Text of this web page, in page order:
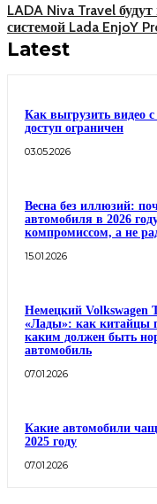
LADA Niva Travel
системой Lada EnjoY
Latest
Как выгрузить видео
доступ ограничен
03.05.2026
Весна без иллюзий:
автомобиля в 2026
компромиссом, а не
15.01.2026
Немецкий Volkswagen
«Лады»: как китайцы
каким должен быть
автомобиль
07.01.2026
Какие автомобили
2025 году
07.01.2026